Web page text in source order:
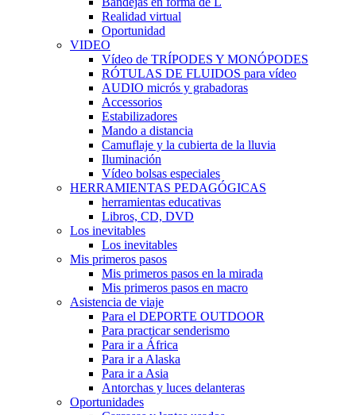
Realidad virtual
Oportunidad
VIDEO
Vídeo de TRÍPODES Y MONÓPODES
RÓTULAS DE FLUIDOS para vídeo
AUDIO micrós y grabadoras
Accessorios
Estabilizadores
Mando a distancia
Camuflaje y la cubierta de la lluvia
Iluminación
Vídeo bolsas especiales
HERRAMIENTAS PEDAGÓGICAS
herramientas educativas
Libros, CD, DVD
Los inevitables
Los inevitables
Mis primeros pasos
Mis primeros pasos en la mirada
Mis primeros pasos en macro
Asistencia de viaje
Para el DEPORTE OUTDOOR
Para practicar senderismo
Para ir a África
Para ir a Alaska
Para ir a Asia
Antorchas y luces delanteras
Oportunidades